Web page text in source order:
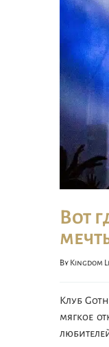
Вот
By Kingdom
Клуб
мягкое